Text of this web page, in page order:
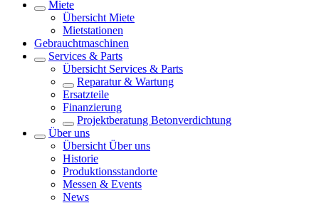
Miete
Übersicht Miete
Mietstationen
Gebrauchtmaschinen
Services & Parts
Übersicht Services & Parts
Reparatur & Wartung
Ersatzteile
Finanzierung
Projektberatung Betonverdichtung
Über uns
Übersicht Über uns
Historie
Produktionsstandorte
Messen & Events
News